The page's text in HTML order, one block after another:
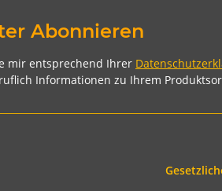
Abonnieren
mir entsprechend Ihrer
Informationen zu Ihrem